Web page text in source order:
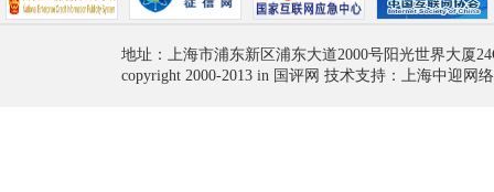
地址：上海市浦东新区浦东大道2000号阳光世界大厦
copyright 2000-2013 in 国评网 技术支持：上海中迎